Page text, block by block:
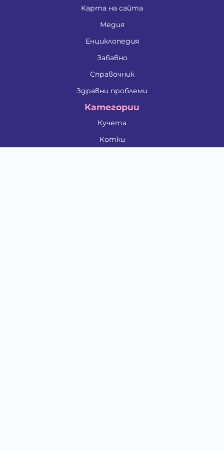
Карта на сайта
Медия
Енциклопедия
Забавно
Справочник
Здравни проблеми
Категории
Кучета
Котки